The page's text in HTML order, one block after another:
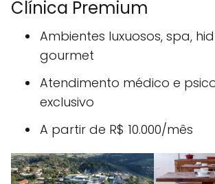
Clínica Premium
Ambientes luxuosos, spa,
gourmet
Atendimento médico e
exclusivo
A partir de R$ 10.000/mês